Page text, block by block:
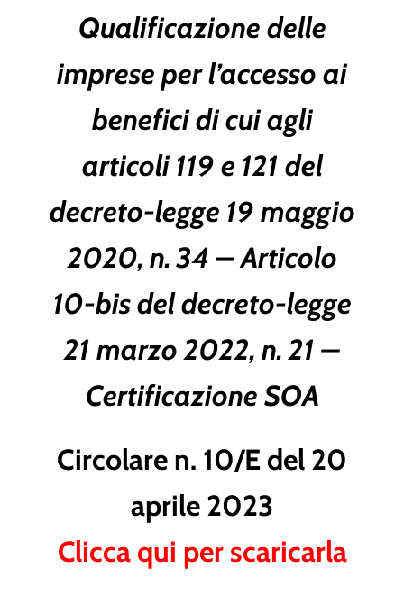
Qualificazione delle
imprese per l’accesso ai
benefici di cui agli
articoli 119 e 121 del
decreto-legge 19 maggio
2020, n. 34 – Articolo
10-bis del decreto-legge
21 marzo 2022, n. 21 –
Certificazione SOA
Circolare n. 10/E del 20
aprile 2023
Clicca qui per scaricarla